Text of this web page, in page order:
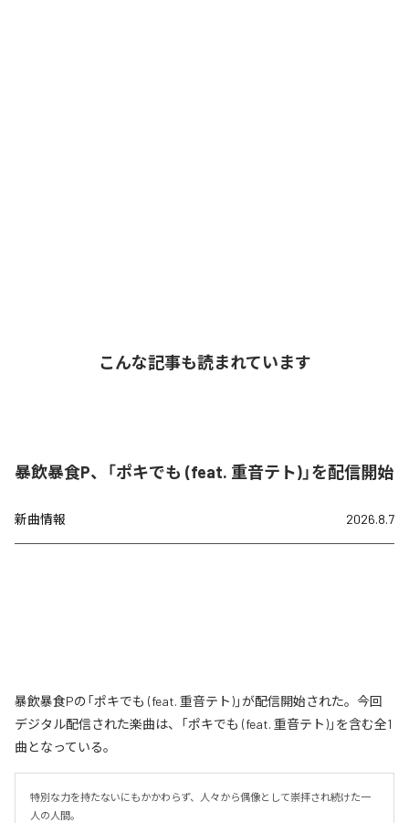
こんな記事も読まれています
暴飲暴食P、「ポキでも (feat. 重音テト)」を配信開始
新曲情報 2026.8.7
暴飲暴食Pの「ポキでも (feat. 重音テト)」が配信開始された。今回
デジタル配信された楽曲は、「ポキでも (feat. 重音テト)」を含む全1
曲となっている。
特別な力を持たないにもかかわらず、人々から偶像として崇拝され続けた一
人の人間。